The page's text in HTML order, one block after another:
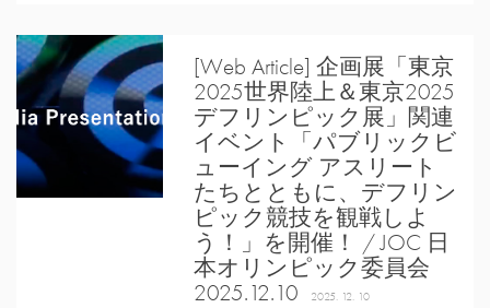
[Web Article] 企画展「東京
2025世界陸上＆東京2025
デフリンピック展」関連
イベント「パブリックビ
ューイング アスリート
たちとともに、デフリン
ピック競技を観戦しよ
う！」を開催！ / JOC 日
本オリンピック委員会
2025.12.10
2025. 12. 10